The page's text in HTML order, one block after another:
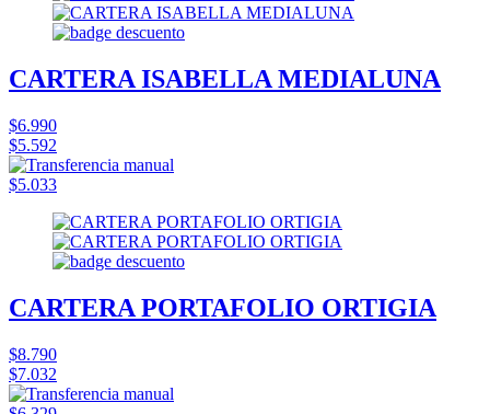
CARTERA ISABELLA MEDIALUNA
$6.990
$5.592
$5.033
CARTERA PORTAFOLIO ORTIGIA
$8.790
$7.032